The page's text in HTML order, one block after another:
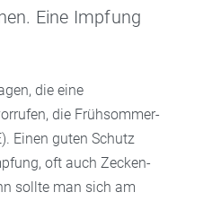
Eine Impfung
die eine
die Frühsommer-
Einen guten Schutz
oft auch Zecken-
sollte man sich am